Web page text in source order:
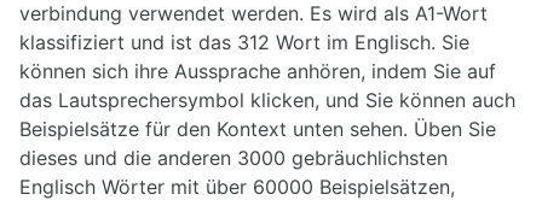
verbindung verwendet werden. Es wird als A1-Wort
klassifiziert und ist das 312 Wort im Englisch. Sie
können sich ihre Aussprache anhören, indem Sie auf
das Lautsprechersymbol klicken, und Sie können auch
Beispielsätze für den Kontext unten sehen. Üben Sie
dieses und die anderen 3000 gebräuchlichsten
Englisch Wörter mit über 60000 Beispielsätzen,